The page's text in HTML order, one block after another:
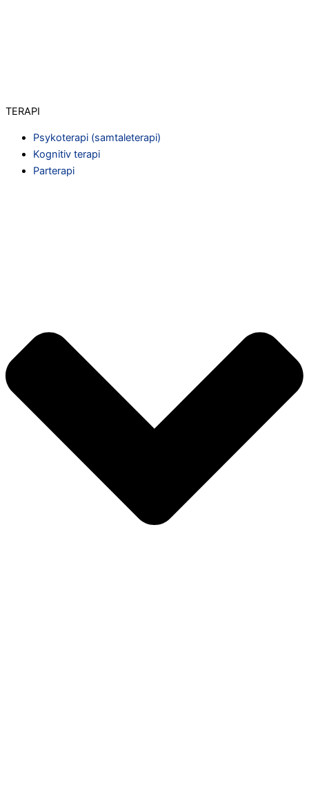
TERAPI
Psykoterapi (samtaleterapi)
Kognitiv terapi
Parterapi